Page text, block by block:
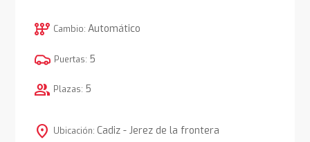
auto_transmission Cambio: Automático
Puertas: 5
group Plazas: 5
location_on Ubicación: Cadiz - Jerez de la frontera